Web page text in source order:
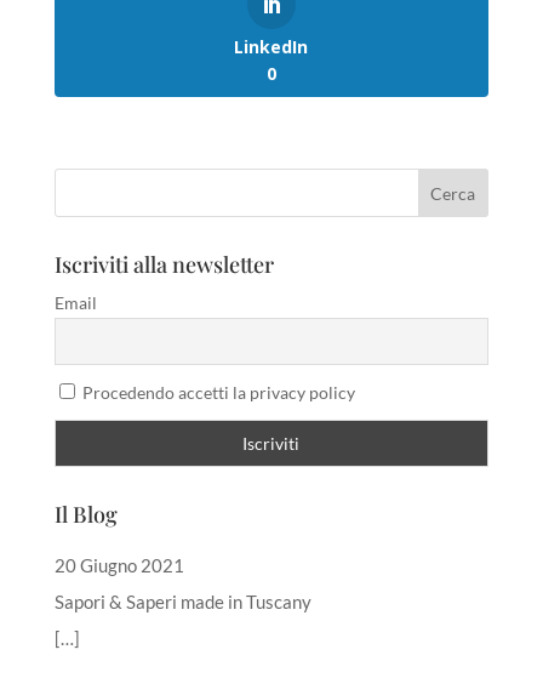
LinkedIn
0
Iscriviti alla newsletter
Email
Procedendo accetti la privacy policy
Il Blog
20 Giugno 2021
Sapori & Saperi made in Tuscany
[…]